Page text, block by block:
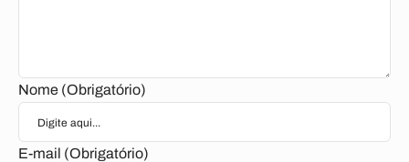
Nome (Obrigatório)
E-mail (Obrigatório)